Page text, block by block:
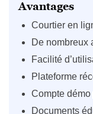
Avantages
Courtier en
De nombreux
Facilité
Plateforme
Compte démo
Documents